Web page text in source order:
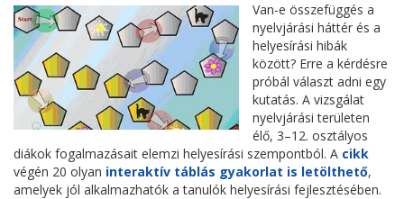
Van-e összefüggés a
nyelvjárási háttér és a
helyesírási hibák
között? Erre a kérdésre
próbál választ adni egy
kutatás. A vizsgálat
nyelvjárási területen
élő, 3–12. osztályos
diákok fogalmazásait elemzi helyesírási szempontból. A cikk
végén 20 olyan interaktív táblás gyakorlat is letölthető,
amelyek jól alkalmazhatók a tanulók helyesírási fejlesztésében.